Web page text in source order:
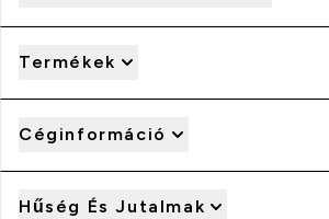
Termékek
Céginformáció
Hűség És Jutalmak